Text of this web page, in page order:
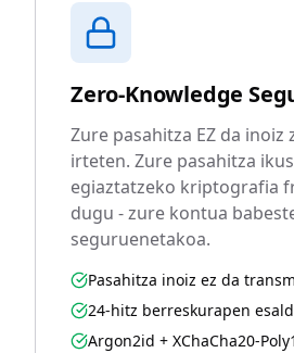
Zero-Knowledge
Zure pasahitza EZ da inoiz
irteten. Zure pasahitza
egiaztatzeko kriptografia
dugu - zure kontua
seguruenetakoa.
Pasahitza inoiz ez da
24-hitz berreskurapen
Argon2id + XChaCha20-